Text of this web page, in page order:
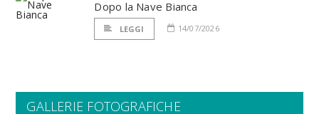
Dopo la Nave Bianca
LEGGI 14/07/2026
GALLERIE FOTOGRAFICHE